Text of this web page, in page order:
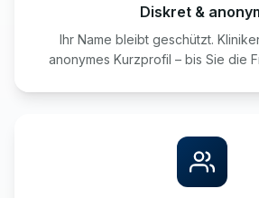
Diskret &
Ihr Name bleibt geschützt.
anonymes Kurzprofil – bis Sie die